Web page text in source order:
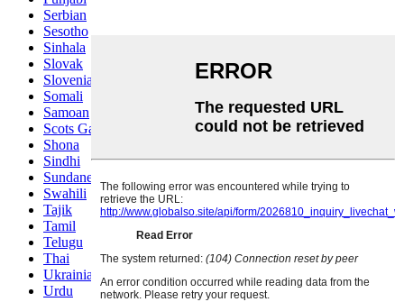
Serbian
Sesotho
Sinhala
Slovak
Slovenian
Somali
Samoan
Scots Gaelic
Shona
Sindhi
Sundanese
Swahili
Tajik
Tamil
Telugu
Thai
Ukrainian
Urdu